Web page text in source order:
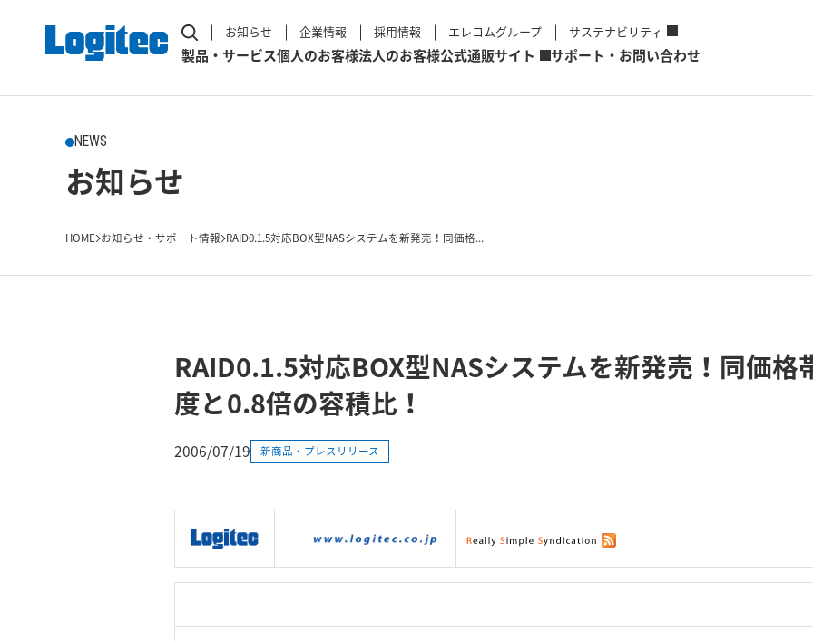
お知らせ 企業情報 採用情報 エレコムグループ サステナビリティ
製品・サービス個人のお客様法人のお客様公式通販サイト サポート・お問い合わせ
NEWS
お知らせ
HOME お知らせ・サポート情報 RAID0.1.5対応BOX型NASシステムを新発売！同価格...
RAID0.1.5対応BOX型NASシステムを新発売！同価格
度と0.8倍の容積比！
2006/07/19 新商品・プレスリリース